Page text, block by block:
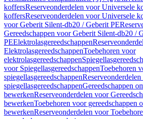
koffersReserveonderdelen voor Universele
koffersReserveonderdelen voor Universele
voor Geberit Silent-db20 / Geberit PE
Gereedschappen voor Geberit Silent-db20 /
PEElektrolasgereedschappen
ElektrolasgereedschappenToebehoren voor
elektrolasgereedschappen
voor SpiegellasgereedschappenToebehoren
spiegellasgereedschappen
spiegellasgereedschappenGereedschappen
bewerkenReserveonderdelen voor
bewerkenToebehoren voor gereedschappen
bewerkenReserveonderdelen voor